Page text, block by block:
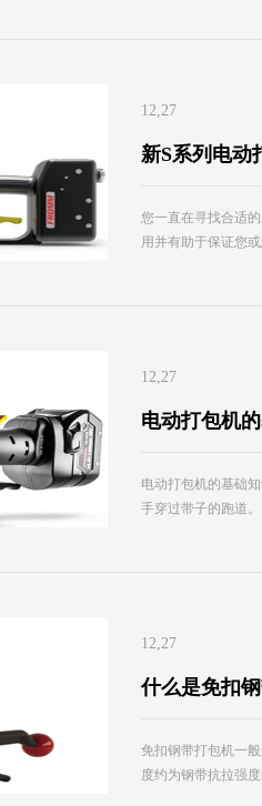
12,27
新S系列电动
您一直在寻找合适
用并有助于保证您
12,27
电动打包机
电动打包机的基础
手穿过带子的跑道
12,27
什么是免扣
免扣钢带打包机一
度约为钢带抗拉强